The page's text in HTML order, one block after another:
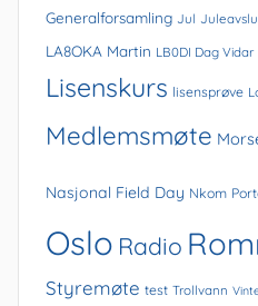
Generalforsamling Jul
LA8OKA Martin LB0DI Dag Vidar
Lisenskurs lisensprøve
Medlemsmøte
Nasjonal Field Day Nkom
Oslo Radio
Styremøte test Trollvann